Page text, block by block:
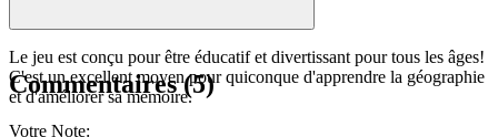
Le jeu est conçu pour être éducatif et divertissant pour tous les âges!
C'est un excellent moyen pour quiconque d'apprendre la géographie
et d'améliorer sa mémoire.
Commentaires(5)
Votre Note: